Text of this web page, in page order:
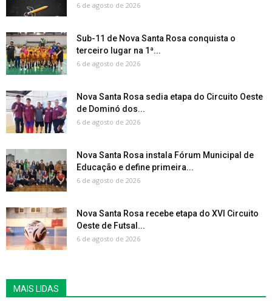
6 de agosto de 2026
Sub-11 de Nova Santa Rosa conquista o
terceiro lugar na 1ª...
6 de agosto de 2026
Nova Santa Rosa sedia etapa do Circuito Oeste
de Dominó dos...
6 de agosto de 2026
Nova Santa Rosa instala Fórum Municipal de
Educação e define primeira...
6 de agosto de 2026
Nova Santa Rosa recebe etapa do XVI Circuito
Oeste de Futsal...
6 de agosto de 2026
MAIS LIDAS